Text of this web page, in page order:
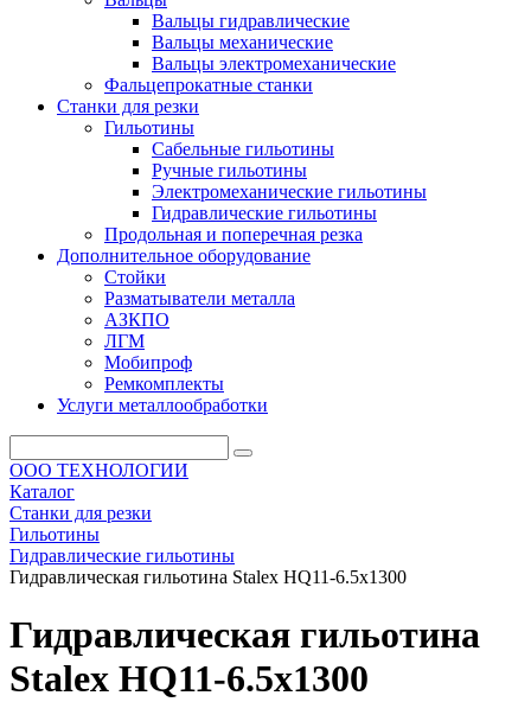
Вальцы гидравлические
Вальцы механические
Вальцы электромеханические
Фальцепрокатные станки
Станки для резки
Гильотины
Сабельные гильотины
Ручные гильотины
Электромеханические гильотины
Гидравлические гильотины
Продольная и поперечная резка
Дополнительное оборудование
Стойки
Разматыватели металла
АЗКПО
ЛГМ
Мобипроф
Ремкомплекты
Услуги металлообработки
ООО ТЕХНОЛОГИИ
Каталог
Станки для резки
Гильотины
Гидравлические гильотины
Гидравлическая гильотина Stalex HQ11-6.5х1300
Гидравлическая гильотина
Stalex HQ11-6.5х1300